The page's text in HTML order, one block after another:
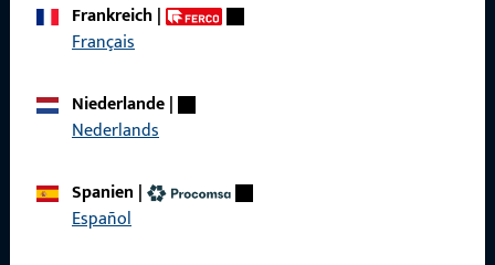
Frankreich|
Français
Niederlande|
Nederlands
Spanien |
Español
Impressum